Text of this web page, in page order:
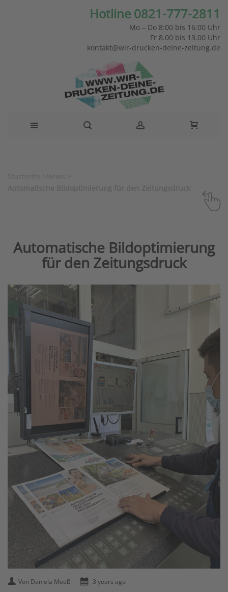
Hotline 0821-777-2811
Mo – Do 8:00 bis 16:00 Uhr
Fr 8.00 bis 13.00 Uhr
kontakt@wir-drucken-deine-zeitung.de
Automatische Bildoptimierung
für den Zeitungsdruck
Von Daniela Meeß 3 years ago